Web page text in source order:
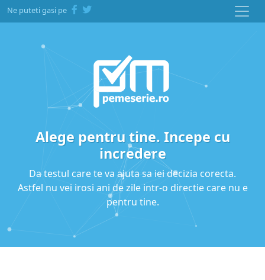
Ne puteti gasi pe
Alege pentru tine. Incepe cu
incredere
Da testul care te va ajuta sa iei decizia corecta.
Astfel nu vei irosi ani de zile intr-o directie care nu e
pentru tine.